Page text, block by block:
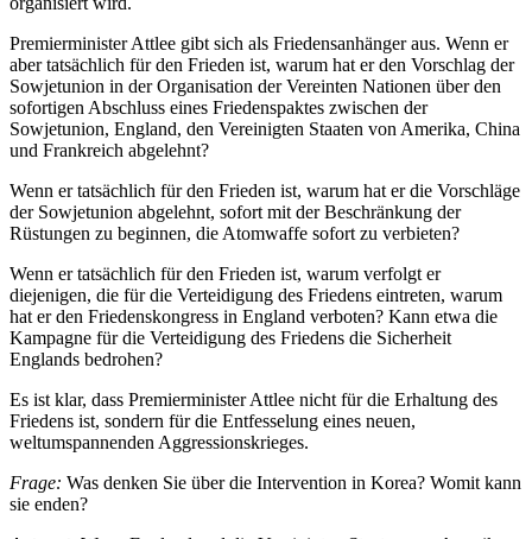
Premierminister Attlee gibt sich als Friedensanhänger aus. Wenn er
aber tatsächlich für den Frieden ist, warum hat er den Vorschlag der
Sowjetunion in der Organisation der Vereinten Nationen über den
sofortigen Abschluss eines Friedenspaktes zwischen der
Sowjetunion, England, den Vereinigten Staaten von Amerika, China
und Frankreich abgelehnt?
Wenn er tatsächlich für den Frieden ist, warum hat er die Vorschläge
der Sowjetunion abgelehnt, sofort mit der Beschränkung der
Rüstungen zu beginnen, die Atomwaffe sofort zu verbieten?
Wenn er tatsächlich für den Frieden ist, warum verfolgt er
diejenigen, die für die Verteidigung des Friedens eintreten, warum
hat er den Friedenskongress in England verboten? Kann etwa die
Kampagne für die Verteidigung des Friedens die Sicherheit
Englands bedrohen?
Es ist klar, dass Premierminister Attlee nicht für die Erhaltung des
Friedens ist, sondern für die Entfesselung eines neuen,
weltumspannenden Aggressionskrieges.
Frage: Was denken Sie über die Intervention in Korea? Womit kann
sie enden?